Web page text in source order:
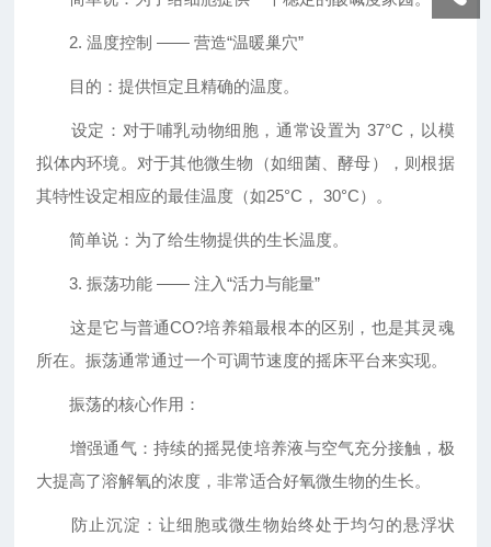
2. 温度控制 —— 营造“温暖巢穴”
目的：提供恒定且精确的温度。
设定：对于哺乳动物细胞，通常设置为 37°C，以模
拟体内环境。对于其他微生物（如细菌、酵母），则根据
其特性设定相应的最佳温度（如25°C， 30°C）。
简单说：为了给生物提供的生长温度。
3. 振荡功能 —— 注入“活力与能量”
这是它与普通CO?培养箱最根本的区别，也是其灵魂
所在。振荡通常通过一个可调节速度的摇床平台来实现。
振荡的核心作用：
增强通气：持续的摇晃使培养液与空气充分接触，极
大提高了溶解氧的浓度，非常适合好氧微生物的生长。
防止沉淀：让细胞或微生物始终处于均匀的悬浮状